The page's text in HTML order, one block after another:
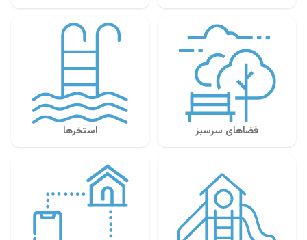
فضاهای سرسبز استخرها